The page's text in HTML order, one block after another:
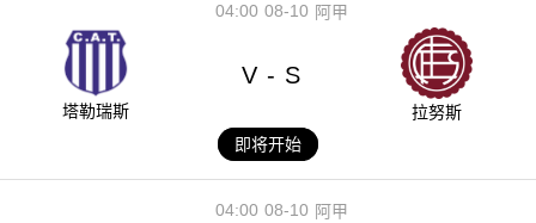
08-10
04:00 阿甲
塔勒瑞斯
V - S
拉努斯
即将开始
08-10
04:00 阿甲